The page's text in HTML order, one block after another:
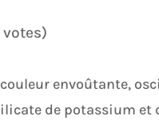
envoûtante,
de potassium